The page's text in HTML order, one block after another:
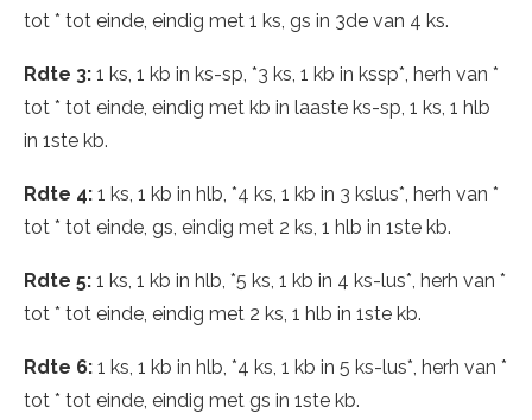
tot * tot einde, eindig met 1 ks, gs in 3de van 4 ks.
Rdte 3: 1 ks, 1 kb in ks-sp, *3 ks, 1 kb in kssp*, herh van *
tot * tot einde, eindig met kb in laaste ks-sp, 1 ks, 1 hlb
in 1ste kb.
Rdte 4: 1 ks, 1 kb in hlb, *4 ks, 1 kb in 3 kslus*, herh van *
tot * tot einde, gs, eindig met 2 ks, 1 hlb in 1ste kb.
Rdte 5: 1 ks, 1 kb in hlb, *5 ks, 1 kb in 4 ks-lus*, herh van *
tot * tot einde, eindig met 2 ks, 1 hlb in 1ste kb.
Rdte 6: 1 ks, 1 kb in hlb, *4 ks, 1 kb in 5 ks-lus*, herh van *
tot * tot einde, eindig met gs in 1ste kb.